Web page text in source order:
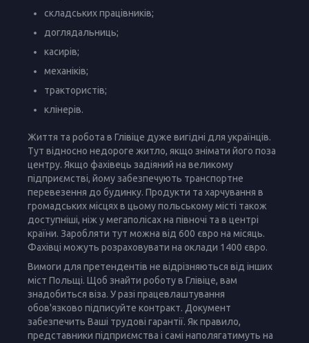
складських працівників;
доглядальниць;
касирів;
механіків;
трактористів;
клінерів.
Життя та робота в Глівіце дуже вигідні для українців.
Тут відносно недороге житло, якщо знімати його поза
центру. Якщо фахівець задіяний на великому
підприємстві, йому забезпечують транспортне
перевезення до будинку. Продукти та харчування в
громадських місцях в цьому польському місті також
доступніші, ніж у мегаполісах на півночі та в центрі
країни. Заробляти тут можна від 600 євро на місяць.
Фахівці можуть розраховувати на оклади 1400 євро.
Вимоги для претендентів не відрізняються від інших
міст Польщі. Щоб знайти роботу в Глівіце, вам
знадобиться віза. У разі працевлаштування
обов'язково підписуйте контракт. Документ
забезпечить Ваші трудові гарантії. Як правило,
представники підприємства і самі наполягатимуть на